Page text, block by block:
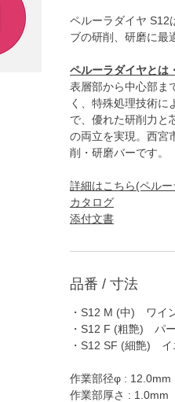
ペルーラダイヤ S12
ブの研削、研磨に最
ペルーラダイヤとは
表層部から中心部ま
く、特殊処理技術に
で、優れた研削力と
の両立を実現。西宮
削・研磨バーです。
詳細はこちら(ペル
カタログ
添付文書
品番 / 寸法
・S12 M (中) ワイ
・S12 F (粗艶) パ
・S12 SF (細艶) イ
作業部径φ : 12.0mm
作業部厚さ : 1.0mm